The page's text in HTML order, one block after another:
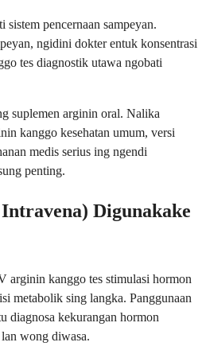
pencernaan sampeyan.
ngidini dokter entuk konsentrasi
tes diagnostik utawa ngobati
suplemen arginin oral. Nalika
kanggo kesehatan umum, versi
medis serius ing ngendi
penting.
Digunakake
arginin kanggo tes stimulasi hormon
metabolik sing langka. Panggunaan
diagnosa kekurangan hormon
wong diwasa.